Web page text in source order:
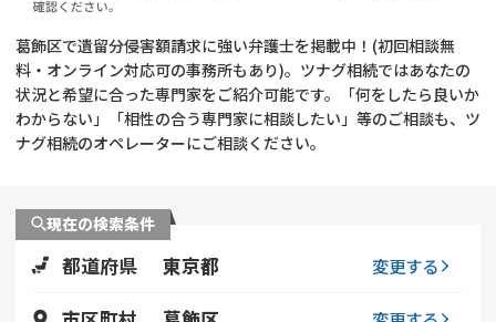
相続登記
遺留分侵害額請求
コラム
相続手続き
葛飾区で遺留分侵害額請求に強い弁護士を掲載中！(初回相談無
料・オンライン対応可の事務所もあり)。ツナグ相続ではあなたの
状況と希望に合った専門家をご紹介可能です。「何をしたら良いか
わからない」「相性の合う専門家に相談したい」等のご相談も、ツ
ナグ相続のオペレーターにご相談ください。
現在の検索条件
都道府県 東京都 変更する